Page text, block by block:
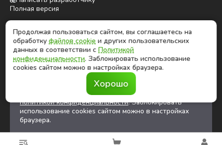
Полная версия
ⓒ Глобалтек, 2026
Цены на сайте не являются публичной офертой
Продолжая использовать сайт, вы соглашаетесь на
файлов cookiesи других
пользовательских данных в соответствии с
политикой конфиденциальности. Заблокировать
использование cookies сайтом можно в настройках
браузера.
Продолжая пользоваться сайтом, вы соглашаетесь на
обработкуфайлов cookie и других пользовательских
данных в соответствии сПолитикой
конфиденциальности. Заблокировать использование
cookies сайтом можно в настройках браузера.
Хорошо